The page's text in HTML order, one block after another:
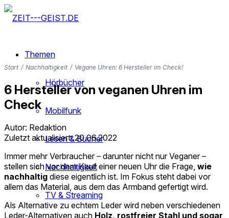
Themen
Hörbücher
Mobilfunk
Lesen & Bücher
Nachhaltigkeit
TV & Streaming
Start / Nachhaltigkeit / Vegane Uhren: 6 Hersteller im Check!
6 Hersteller von veganen Uhren im
Check
Autor: Redaktion
Zuletzt aktualisiert: 20.06.2022
Immer mehr Verbraucher – darunter nicht nur Veganer –
stellen sich vor dem Kauf einer neuen Uhr die Frage, wie
nachhaltig diese eigentlich ist. Im Fokus steht dabei vor
allem das Material, aus dem das Armband gefertigt wird.
Als Alternative zu echtem Leder wird neben verschiedenen
Leder-Alternativen auch Holz, rostfreier Stahl und sogar